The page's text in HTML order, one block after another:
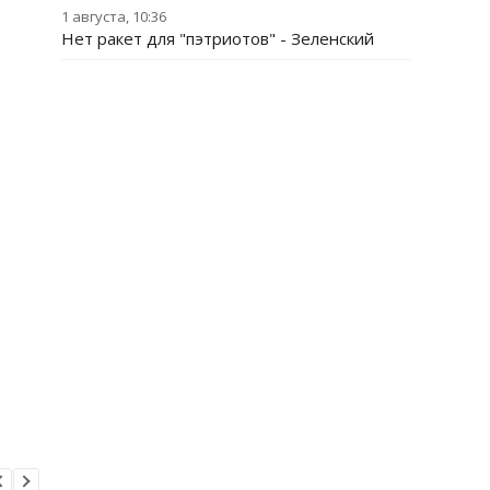
1 августа, 10:36
Нет ракет для "пэтриотов" - Зеленский